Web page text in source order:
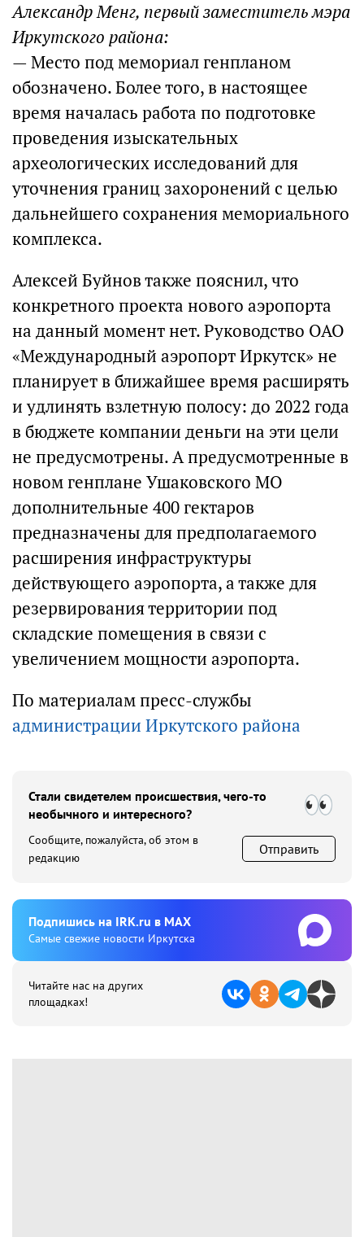
Александр Менг, первый заместитель мэра
Иркутского района:
— Место под мемориал генпланом
обозначено. Более того, в настоящее
время началась работа по подготовке
проведения изыскательных
археологических исследований для
уточнения границ захоронений с целью
дальнейшего сохранения мемориального
комплекса.
Алексей Буйнов также пояснил, что
конкретного проекта нового аэропорта
на данный момент нет. Руководство ОАО
«Международный аэропорт Иркутск» не
планирует в ближайшее время расширять
и удлинять взлетную полосу: до 2022 года
в бюджете компании деньги на эти цели
не предусмотрены. А предусмотренные в
новом генплане Ушаковского МО
дополнительные 400 гектаров
предназначены для предполагаемого
расширения инфраструктуры
действующего аэропорта, а также для
резервирования территории под
складские помещения в связи с
увеличением мощности аэропорта.
По материалам пресс-службы
администрации Иркутского района
Стали свидетелем происшествия, чего-то
необычного и интересного?
Сообщите, пожалуйста, об этом в
редакцию
Отправить
Подпишиcь на IRK.ru в MAX
Cамые свежие новости Иркутска
Читайте нас на других
площадках!